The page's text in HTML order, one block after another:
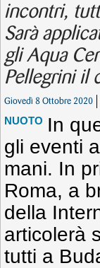
incontri,
Sarà
gli Aqua
Pellegrini il
Giovedì 8 Ottobre 2020
NUOTO In
gli eventi
mani. In
Roma, a
della
articolerà
tutti a